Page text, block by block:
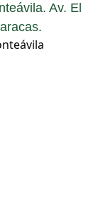
Av. El